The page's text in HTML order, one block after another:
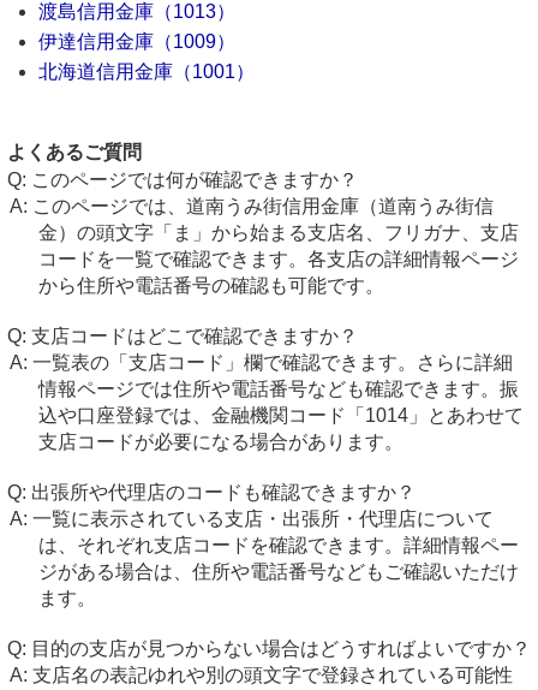
渡島信用金庫（1013）
伊達信用金庫（1009）
北海道信用金庫（1001）
よくあるご質問
このページでは何が確認できますか？
このページでは、道南うみ街信用金庫（道南うみ街信
金）の頭文字「ま」から始まる支店名、フリガナ、支店
コードを一覧で確認できます。各支店の詳細情報ページ
から住所や電話番号の確認も可能です。
支店コードはどこで確認できますか？
一覧表の「支店コード」欄で確認できます。さらに詳細
情報ページでは住所や電話番号なども確認できます。振
込や口座登録では、金融機関コード「1014」とあわせて
支店コードが必要になる場合があります。
出張所や代理店のコードも確認できますか？
一覧に表示されている支店・出張所・代理店について
は、それぞれ支店コードを確認できます。詳細情報ペー
ジがある場合は、住所や電話番号などもご確認いただけ
ます。
目的の支店が見つからない場合はどうすればよいですか？
支店名の表記ゆれや別の頭文字で登録されている可能性